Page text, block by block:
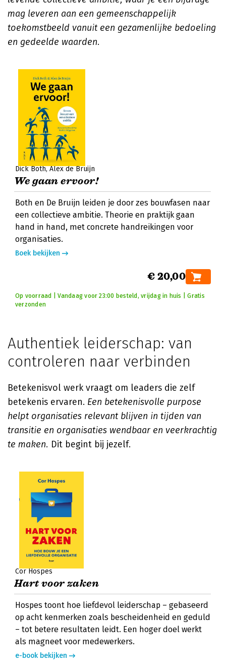
mag leveren aan een gemeenschappelijk
toekomstbeeld vanuit een gezamenlijke bedoeling
en gedeelde waarden.
Dick Both Alex de Bruijn
We gaan ervoor!
Both en De Bruijn leiden je door zes bouwfasen naar
een collectieve ambitie. Theorie en praktijk gaan
hand in hand, met concrete handreikingen voor
organisaties.
Boek bekijken
€ 20,00
Op voorraad | Vandaag voor 23:00 besteld, vrijdag in huis | Gratis
verzonden
Authentiek leiderschap: van
controleren naar verbinden
Betekenisvol werk vraagt om leaders die zelf
betekenis ervaren. Een betekenisvolle purpose
helpt organisaties relevant blijven in tijden van
transitie en organisaties wendbaar en veerkrachtig
te maken. Dit begint bij jezelf.
Cor Hospes
Hart voor zaken
Hospes toont hoe liefdevol leiderschap – gebaseerd
op acht kenmerken zoals bescheidenheid en geduld
– tot betere resultaten leidt. Een hoger doel werkt
als magneet voor medewerkers.
e-book bekijken